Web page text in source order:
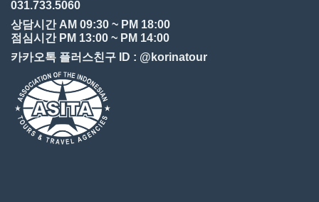
031.733.5060
상담시간 AM 09:30 ~ PM 18:00
점심시간 PM 13:00 ~ PM 14:00
카카오톡 플러스친구 ID : @korinatour